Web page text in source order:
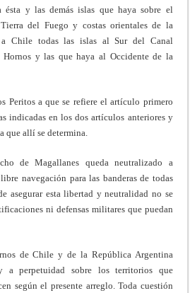
ésta y las demás islas que haya sobre el
del Fuego y costas orientales de la
a Chile todas las islas al Sur del Canal
Hornos y las que haya al Occidente de la
Peritos a que se refiere el artículo primero
indicadas en los dos artículos anteriores y
que allí se determina.
de Magallanes queda neutralizado a
navegación para las banderas de todas
asegurar esta libertad y neutralidad no se
ni defensas militares que puedan
de Chile y de la República Argentina
a perpetuidad sobre los territorios que
según el presente arreglo. Toda cuestión